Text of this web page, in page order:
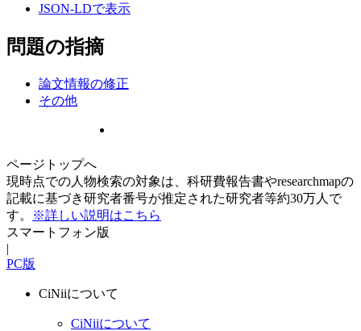
JSON-LDで表示
問題の指摘
論文情報の修正
その他
ページトップへ
現時点での人物検索の対象は、科研費報告書やresearchmapの
記載に基づき研究者番号が推定された研究者等約30万人で
す。
※詳しい説明はこちら
スマートフォン版
|
PC版
CiNiiについて
CiNiiについて